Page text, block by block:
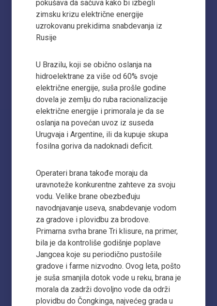
pokušava da sačuva kako bi izbegli
zimsku krizu električne energije
uzrokovanu prekidima snabdevanja iz
Rusije
U Brazilu, koji se obično oslanja na
hidroelektrane za više od 60% svoje
električne energije, suša prošle godine
dovela je zemlju do ruba racionalizacije
električne energije i primorala je da se
oslanja na povećan uvoz iz suseda
Urugvaja i Argentine, ili da kupuje skupa
fosilna goriva da nadoknadi deficit.
Operateri brana takođe moraju da
uravnoteže konkurentne zahteve za svoju
vodu. Velike brane obezbeđuju
navodnjavanje useva, snabdevanje vodom
za gradove i plovidbu za brodove.
Primarna svrha brane Tri klisure, na primer,
bila je da kontroliše godišnje poplave
Jangcea koje su periodično pustošile
gradove i farme nizvodno. Ovog leta, pošto
je suša smanjila dotok vode u reku, brana je
morala da zadrži dovoljno vode da održi
plovidbu do Čongkinga, najvećeg grada u